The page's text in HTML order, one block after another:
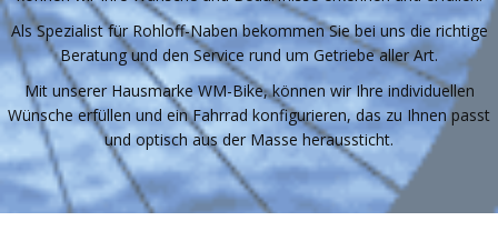
Als Spezialist für Rohloff-Naben bekommen Sie bei uns die richtige
Beratung und den Service rund um Getriebe aller Art.
Mit unserer Hausmarke WM-Bike, können wir Ihre individuellen
Wünsche erfüllen und ein Fahrrad konfigurieren, das zu Ihnen passt
und optisch aus der Masse heraussticht.